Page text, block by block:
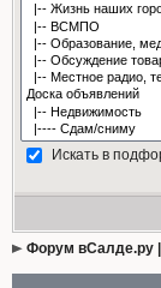
Искать в
Форум вСалде.ру